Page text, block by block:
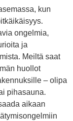
kun
ongelmia,
ja
Meiltä saat
huollot
– olipa
pihasauna.
aikaan